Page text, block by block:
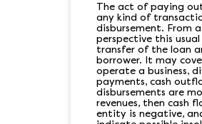
The act of paying
any kind of
disbursement. From
perspective this
transfer of the loan
borrower. It may
operate a business,
payments, cash
disbursements are
revenues, then cash
entity is negative,